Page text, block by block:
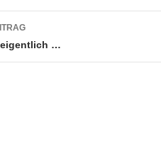
eigentlich …